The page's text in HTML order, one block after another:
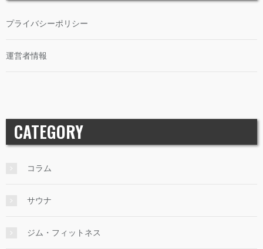
プライバシーポリシー
運営者情報
CATEGORY
コラム
サウナ
ジム・フィットネス